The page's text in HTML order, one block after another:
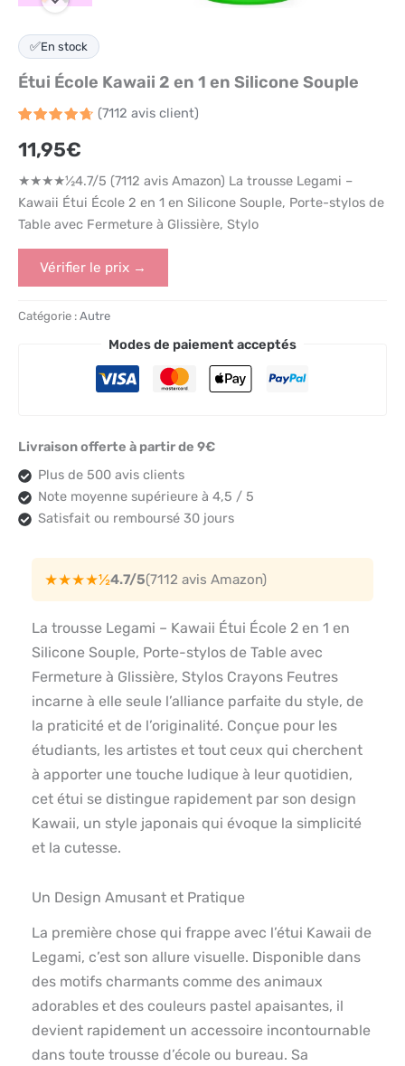
✅En stock
Étui École Kawaii 2 en 1 en Silicone Souple
sur 5
basé
notations
client
(7112 avis client)
11,95€
★★★★½4.7/5 (7112 avis Amazon) La trousse Legami –
Kawaii Étui École 2 en 1 en Silicone Souple, Porte-stylos de
Table avec Fermeture à Glissière, Stylo
Vérifier le prix →
Catégorie : Autre
Modes de paiement acceptés
Livraison offerte à partir de 9€
Plus de 500 avis clients
Note moyenne supérieure à 4,5 / 5
Satisfait ou remboursé 30 jours
★★★★½4.7/5(7112 avis Amazon)
La trousse Legami – Kawaii Étui École 2 en 1 en
Silicone Souple, Porte-stylos de Table avec
Fermeture à Glissière, Stylos Crayons Feutres
incarne à elle seule l’alliance parfaite du style, de
la praticité et de l’originalité. Conçue pour les
étudiants, les artistes et tout ceux qui cherchent
à apporter une touche ludique à leur quotidien,
cet étui se distingue rapidement par son design
Kawaii, un style japonais qui évoque la simplicité
et la cutesse.
Un Design Amusant et Pratique
La première chose qui frappe avec l’étui Kawaii de
Legami, c’est son allure visuelle. Disponible dans
des motifs charmants comme des animaux
adorables et des couleurs pastel apaisantes, il
devient rapidement un accessoire incontournable
dans toute trousse d’école ou bureau. Sa